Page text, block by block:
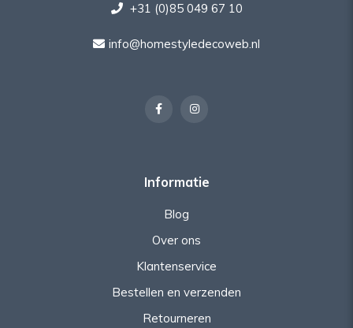
+31 (0)85 049 67 10
info@homestyledecoweb.nl
Informatie
Blog
Over ons
Klantenservice
Bestellen en verzenden
Retourneren